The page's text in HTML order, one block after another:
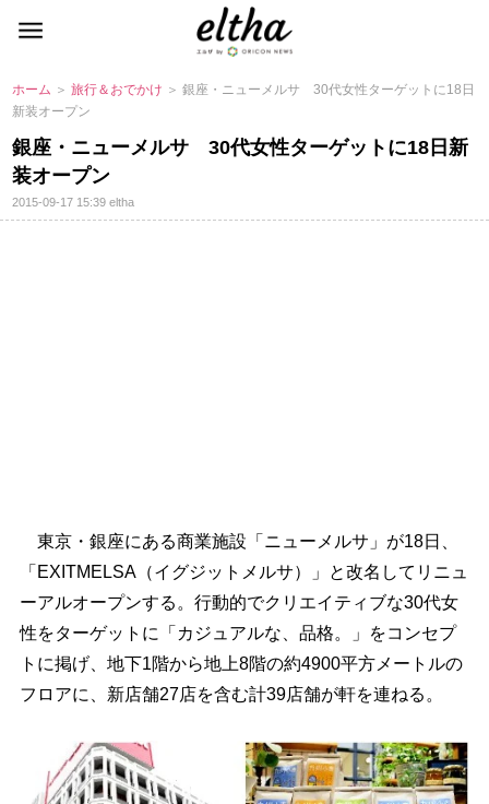
ホーム ＞旅行＆おでかけ ＞ 銀座・ニューメルサ 30代女性ターゲットに18日
新装オープン
銀座・ニューメルサ 30代女性ターゲットに18日新
装オープン
2015-09-17 15:39eltha
東京・銀座にある商業施設「ニューメルサ」が18日、
「EXITMELSA（イグジットメルサ）」と改名してリニュ
ーアルオープンする。行動的でクリエイティブな30代女
性をターゲットに「カジュアルな、品格。」をコンセプ
トに掲げ、地下1階から地上8階の約4900平方メートルの
フロアに、新店舗27店を含む計39店舗が軒を連ねる。